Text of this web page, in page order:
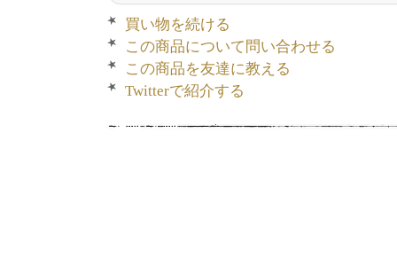
買い物を続ける
この商品について問い合わせる
この商品を友達に教える
Twitterで紹介する